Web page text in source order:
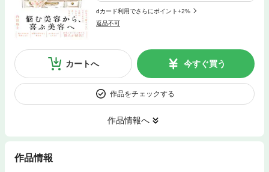
dカード利用でさらにポイント+2%
返品不可
カートへ 今すぐ買う
作品をチェックする
作品情報へ
作品情報